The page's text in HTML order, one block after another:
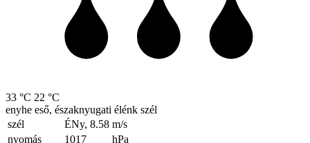
33 °C 22 °C
enyhe eső, északnyugati élénk szél
szél
ÉNy, 8.58 m/s
nyomás
1017
hPa